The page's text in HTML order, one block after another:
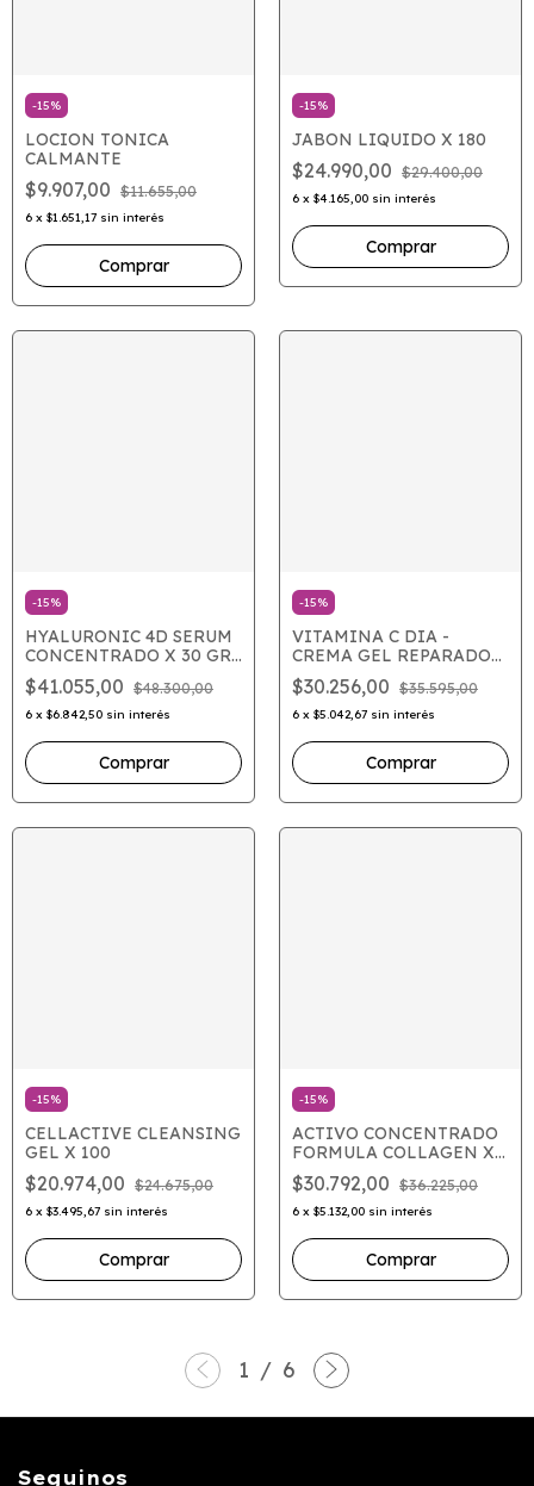
-15%
LOCION TONICA
CALMANTE
$9.907,00 $11.655,00
6 x $1.651,17 sin interés
Comprar
-15%
JABON LIQUIDO X 180
$24.990,00 $29.400,00
6 x $4.165,00 sin interés
-15%
HYALURONIC 4D SERUM
CONCENTRADO X 30 GRS
(S)
$41.055,00 $48.300,00
6 x $6.842,50 sin interés
-15%
VITAMINA C DIA -
CREMA GEL REPARADOR
X 75
$30.256,00 $35.595,00
6 x $5.042,67 sin interés
-15%
CELLACTIVE CLEANSING
GEL X 100
$20.974,00 $24.675,00
6 x $3.495,67 sin interés
-15%
ACTIVO CONCENTRADO
FORMULA COLLAGEN X
30 ML
$30.792,00 $36.225,00
6 x $5.132,00 sin interés
1 / 6
Seguinos